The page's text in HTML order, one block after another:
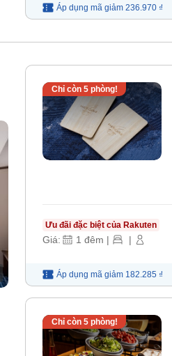
Áp dụng mã giảm 236.970 ₫
Chỉ còn 5phòng!
Ưu đãi đặc biệt của Rakuten
Giá: 1 đêm | |
Áp dụng mã giảm 182.285 ₫
Chỉ còn 5phòng!